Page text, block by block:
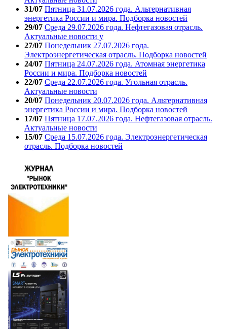
31/07 Пятница 31.07.2026 года. Альтернативная
энергетика России и мира. Подборка новостей
29/07 Среда 29.07.2026 года. Нефтегазовая отрасль.
Актуальные новости у
27/07 Понедельник 27.07.2026 года.
Электроэнергетическая отрасль. Подборка новостей
24/07 Пятница 24.07.2026 года. Атомная энергетика
России и мира. Подборка новостей
22/07 Среда 22.07.2026 года. Угольная отрасль.
Актуальные новости
20/07 Понедельник 20.07.2026 года. Альтернативная
энергетика России и мира. Подборка новостей
17/07 Пятница 17.07.2026 года. Нефтегазовая отрасль.
Актуальные новости
15/07 Среда 15.07.2026 года. Электроэнергетическая
отрасль. Подборка новостей